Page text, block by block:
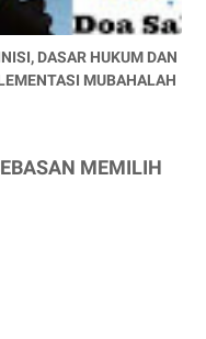
DASAR HUKUM DAN
MUBAHALAH
MEMILIH